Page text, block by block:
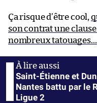
Ça risque d’être cool,
son contrat une
nombreux tatouages…
Saint-Étienne et
Nantes battu par le
Ligue 2